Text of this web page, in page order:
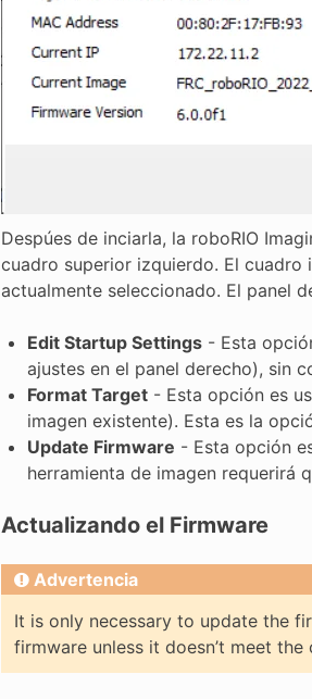
Despúes de inciarla, la roboRIO
cuadro superior izquierdo. El
actualmente seleccionado. El panel
Edit Startup Settings- Esta
ajustes en el panel derecho), sin
Format Target- Esta opción es
imagen existente). Esta es la
Update Firmware - Esta opción
herramienta de imagen requerirá
Actualizando el Firmware
Advertencia
It is only necessary to update the
firmware unless it doesn’t meet